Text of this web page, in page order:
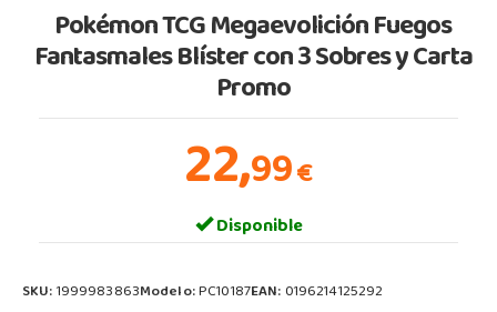
Pokémon TCG Megaevolición Fuegos
Fantasmales Blíster con 3 Sobres y Carta
Promo
22,99€
Disponible
SKU:1999983863Modelo:PC10187EAN:0196214125292